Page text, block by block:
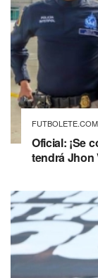
FUTBOLETE.COM
Oficial: ¡Se
tendrá Jhon